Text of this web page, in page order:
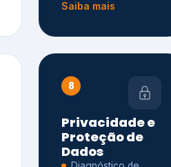
Saiba mais
8
Privacidade e
Proteção de
Dados